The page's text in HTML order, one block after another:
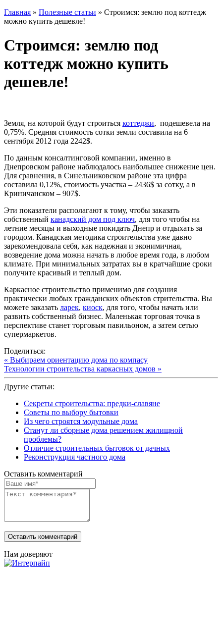
Главная » Полезные статьи » Строимся: землю под коттедж
можно купить дешевле!
Строимся: землю под
коттедж можно купить
дешевле!
Земля, на которой будут строиться коттеджи, подешевела на
0,75%. Средняя стоимость сотки земли составила на 6
сентября 2012 года 2242$.
По данным консалтинговой компании, именно в
Днепровском районе наблюдалось наибольшее снижение цен.
Для сравнения, в Синельниковском районе эта цифра
составила 0,12%, стоимость участка – 2436$ за сотку, а в
Криничанском – 907$.
Эти показатели располагают к тому, чтобы заказать
собственный канадский дом под ключ, для того чтобы на
летние месяцы и выходные покидать Днепр и отдыхать за
городом. Канадская методика строительства уже давно
зарекомендовала себя, как надежная и эконимичная,
возведение дома можна начать в любое время года, в любом
климате. При минимальных затратах вы в кратчайшие сроки
получите красивый и теплый дом.
Каркасное строительство применимо для создания
практически любых гражданских объектов стрительства. Вы
можете заказать ларек, киоск, для того, чтобы начать или
развить собственный бизнес. Маленькая торговая точка в
перспективе станет торговым павильоном, а затем сетью
супермаркетов.
Поделиться:
« Выбираем ориентацию дома по компасу
Технологии строительства каркасных домов »
Другие статьи:
Секреты строительства: предки-славяне
Советы по выбору бытовки
Из чего строятся модульные дома
Станут ли сборные дома решением жилищной
проблемы?
Отличие строительных бытовок от дачных
Реконструкция частного дома
Оставить комментарий
Нам доверяют